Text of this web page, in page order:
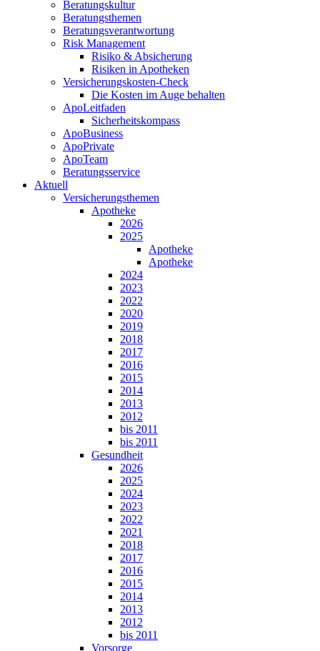
Beratungskultur
Beratungsthemen
Beratungsverantwortung
Risk Management
Risiko & Absicherung
Risiken in Apotheken
Versicherungskosten-Check
Die Kosten im Auge behalten
ApoLeitfaden
Sicherheitskompass
ApoBusiness
ApoPrivate
ApoTeam
Beratungsservice
Aktuell
Versicherungsthemen
Apotheke
2026
2025
Apotheke
Apotheke
2024
2023
2022
2020
2019
2018
2017
2016
2015
2014
2013
2012
bis 2011
bis 2011
Gesundheit
2026
2025
2024
2023
2022
2021
2018
2017
2016
2015
2014
2013
2012
bis 2011
Vorsorge